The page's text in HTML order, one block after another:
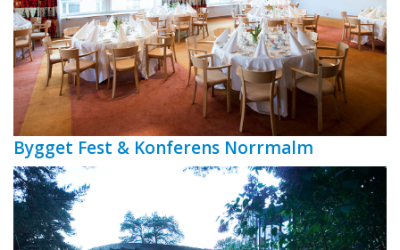
Bygget Fest & Konferens Norrmalm